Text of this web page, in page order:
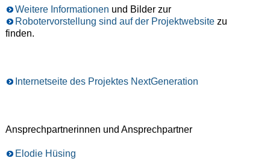
Weitere Informationen und Bilder zur
Robotervorstellung sind auf der Projektwebsitezu
finden.
Internetseite des Projektes NextGeneration
Ansprechpartnerinnen und Ansprechpartner
Elodie Hüsing